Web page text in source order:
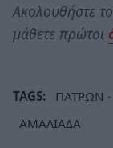
Ακολουθήστε το
μάθετε πρώτοι
TAGS: ΠΑΤΡΩΝ
ΑΜΑΛΙΑΔΑ